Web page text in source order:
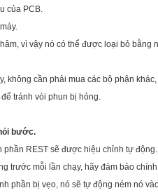
của PCB.
vì vậy nó có thể được loại bỏ bằng
không cần phải mua các bộ phận
tránh vòi phun bị hỏng.
bước.
phần REST sẽ được hiệu chỉnh tự động.
trước mỗi lần chạy, hãy đảm bảo
phần bị vẹo, nó sẽ tự động ném nó